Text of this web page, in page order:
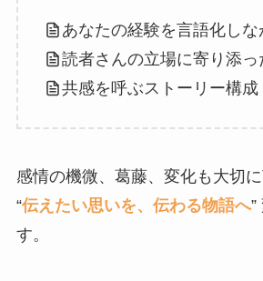
あなたの経験を言語化しな
読者さんの立場に寄り添っ
共感を呼ぶストーリー構成
感情の機微、葛藤、変化も大切に
“伝えたい思いを、伝わる物語へ”
す。